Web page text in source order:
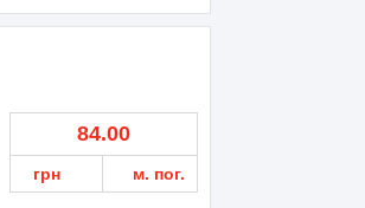
84.00
грн м. пог.